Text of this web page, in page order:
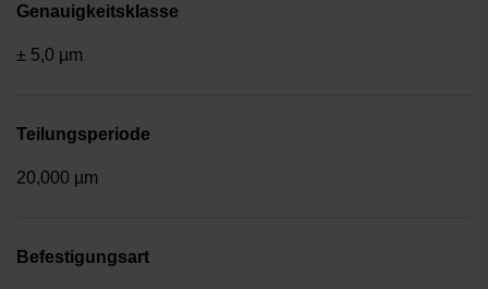
Genauigkeitsklasse
± 5,0 µm
Teilungsperiode
20,000 µm
Befestigungsart